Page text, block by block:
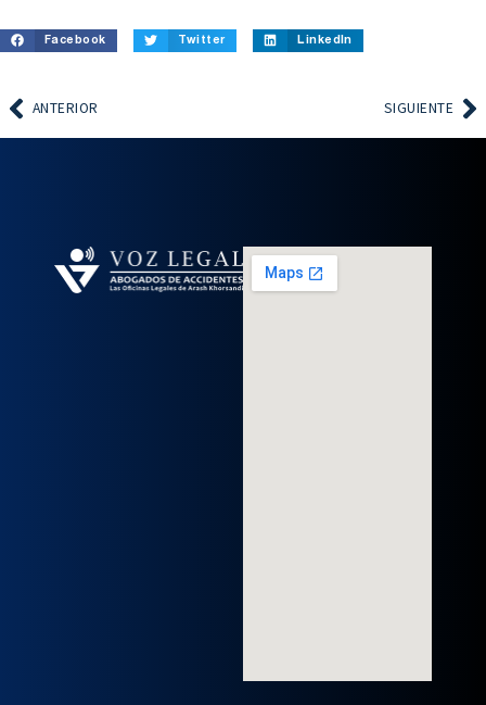
Facebook Twitter LinkedIn
ANTERIOR SIGUIENTE